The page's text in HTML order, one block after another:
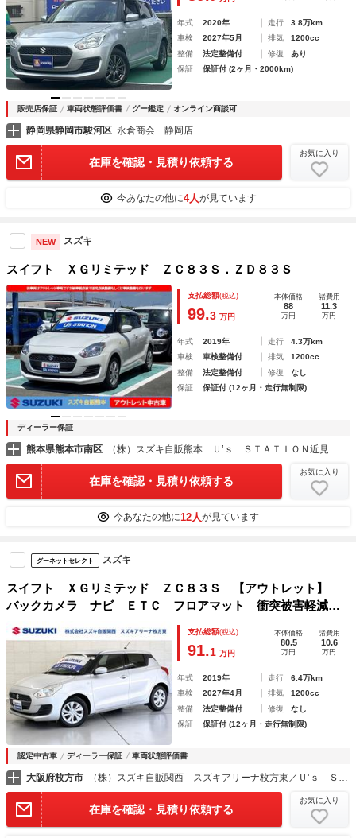
年式 2020年 走行
3.8万km
車検
2027年5月 排気
1200cc
整備
法定整備付 修復
あり
保証
保証付 (2ヶ月・2000km)
販売店保証 車両状態評価書 グー鑑定 オンライン商談可
静岡県静岡市駿河区 永倉商会 静岡店
在庫を確認・見積り依頼する
お気に入り
今あなたの他に4人が見ています
NEW スズキ
スイフト ＸＧリミテッド ＺＣ８３Ｓ．ＺＤ８３Ｓ
支払総額(税込)
99.3 万円
本体価格
88
万円
諸費用
11.3
万円
年式 2019年 走行
4.3万km
車検
車検整備付 排気
1200cc
整備
法定整備付 修復
なし
保証
保証付 (12ヶ月・走行無制限)
ディーラー保証
熊本県熊本市南区 （株）スズキ自販熊本 Ｕ’ｓ ＳＴＡＴＩＯＮ近見
在庫を確認・見積り依頼する
お気に入り
今あなたの他に12人が見ています
グーネットセレクト スズキ
スイフト ＸＧリミテッド ＺＣ８３Ｓ 【アウトレット】
バックカメラ ナビ ＥＴＣ フロアマット 衝突被害軽減ブ
レーキ ＡＣＣ ラゲッジシェルフ ６エアバック オートラ
イト ハイビームアシスト ＥＳＰ 誤発進抑制機能 セキュ
リティアラーム スマートキー
支払総額(税込)
91.1 万円
本体価格
80.5
万円
諸費用
10.6
万円
年式 2019年 走行
6.4万km
車検
2027年4月 排気
1200cc
整備
法定整備付 修復
なし
保証
保証付 (12ヶ月・走行無制限)
認定中古車 ディーラー保証 車両状態評価書
大阪府枚方市 （株）スズキ自販関西 スズキアリーナ枚方東／Ｕ’ｓ ＳＴＡＴＩＯＮ枚方
在庫を確認・見積り依頼する
お気に入り